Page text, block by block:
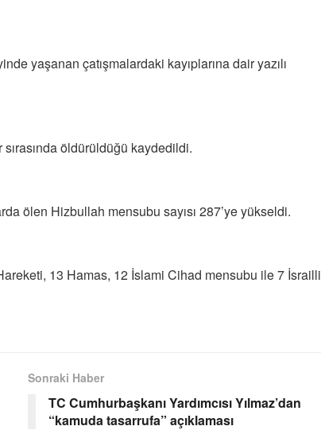
yaşanan çatışmalardaki kayıplarına dair yazılı
öldürüldüğü kaydedildi.
ölen Hizbullah mensubu sayısı 287’ye yükseldi.
13 Hamas, 12 İslami Cihad mensubu ile 7 İsrailli
Sonraki Haber
TC Cumhurbaşkanı Yardımcısı Yılmaz’dan
“kamuda tasarrufa” açıklaması